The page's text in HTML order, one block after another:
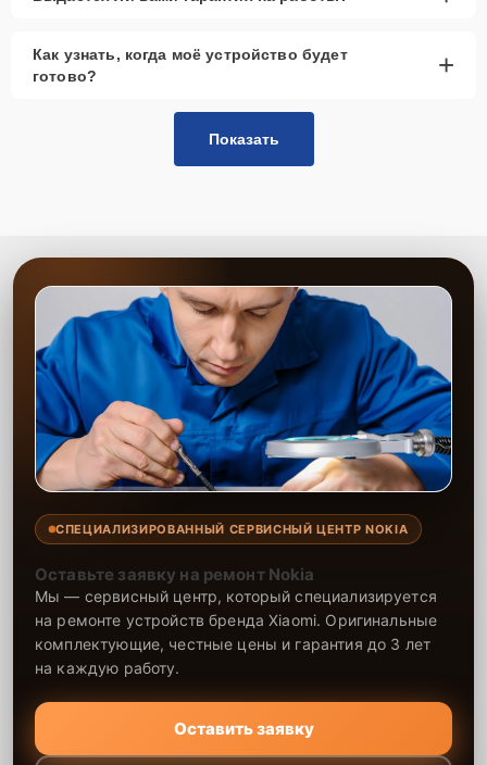
Как узнать, когда моё устройство будет
готово?
+
Показать
СПЕЦИАЛИЗИРОВАННЫЙ СЕРВИСНЫЙ ЦЕНТР NOKIA
Оставьте заявку на ремонт Nokia
Мы — сервисный центр, который специализируется
на ремонте устройств бренда Xiaomi. Оригинальные
комплектующие, честные цены и гарантия до 3 лет
на каждую работу.
Оставить заявку